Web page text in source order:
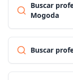
Buscar
Mogoda
Buscar